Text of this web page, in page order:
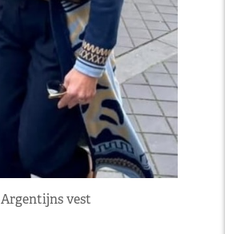
Argentijns vest